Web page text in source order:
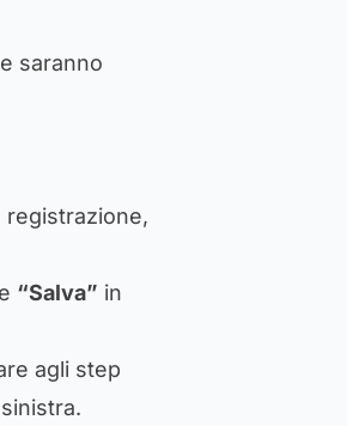
saranno
registrazione,
“Salva” in
agli step